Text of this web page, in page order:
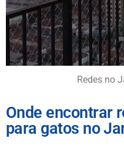
Redes no
Onde encontrar
para gatos no